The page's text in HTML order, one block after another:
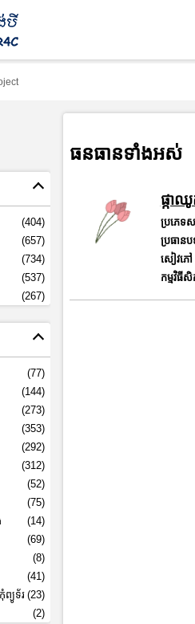
(404)
(657)
(734)
(537)
(267)
(77)
(144)
(273)
(353)
(292)
(312)
(52)
(75)
(14)
(69)
(8)
(41)
(23)
ព្យូទ័រ
(2)
ធនធានទាំងអស់
ផ្កា
ប្រភេទស
ប្រធានប
សៀវភៅ
កម្មវិធីសិ